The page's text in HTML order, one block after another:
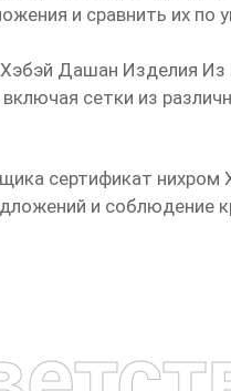
и сравнить их
Дашан Изделия Из
сетки из
сертификат нихром
и